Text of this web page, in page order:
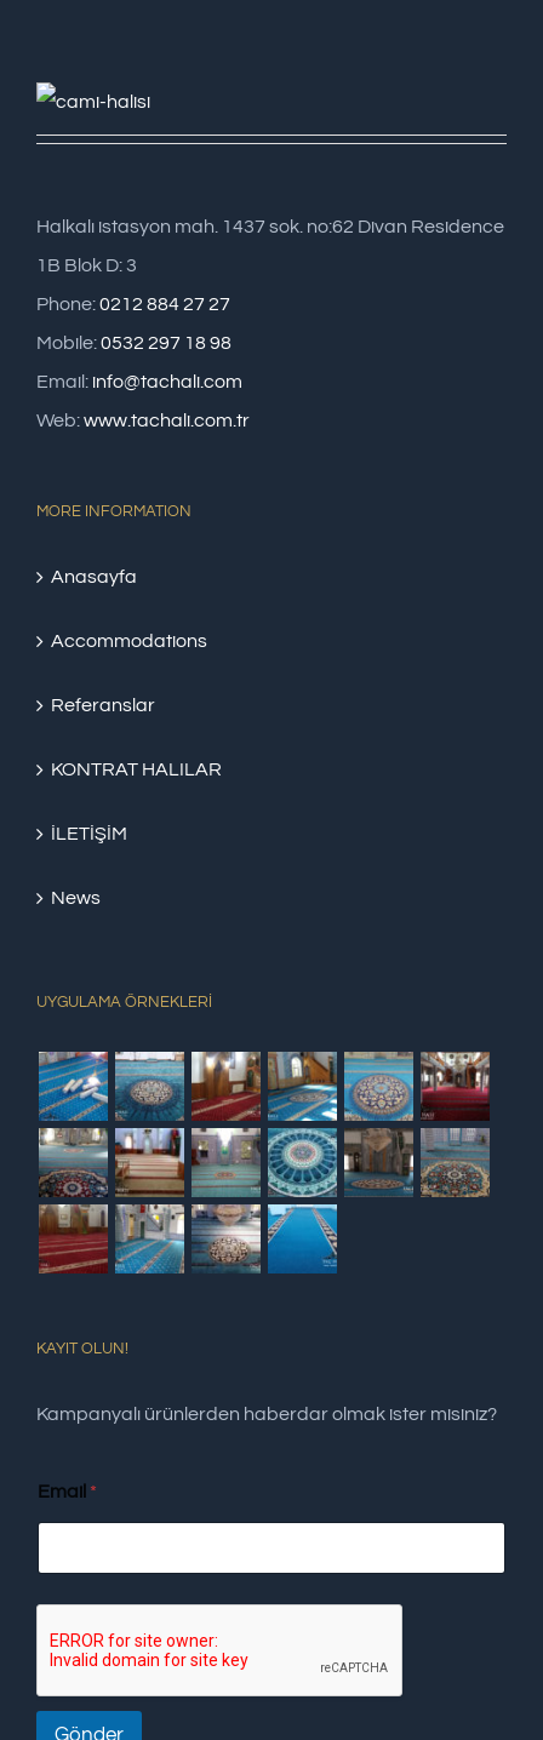
Halkalı istasyon mah. 1437 sok. no:62 Divan Residence
1B Blok D: 3
Phone:0212 884 27 27
Mobile:0532 297 18 98
Email: info@tachali.com
Web:www.tachali.com.tr
MORE INFORMATION
Anasayfa
Accommodations
Referanslar
KONTRAT HALILAR
İLETİŞİM
News
UYGULAMA ÖRNEKLERİ
KAYIT OLUN!
Kampanyalı ürünlerden haberdar olmak ister misiniz?
Email *
Gönder